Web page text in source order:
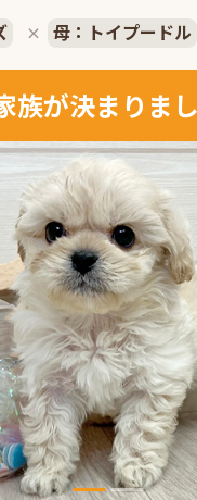
× 母：トイプードル
族が決まりま